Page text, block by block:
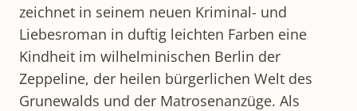
zeichnet in seinem neuen Kriminal- und
Liebesroman in duftig leichten Farben eine
Kindheit im wilhelminischen Berlin der
Zeppeline, der heilen bürgerlichen Welt des
Grunewalds und der Matrosenanzüge. Als